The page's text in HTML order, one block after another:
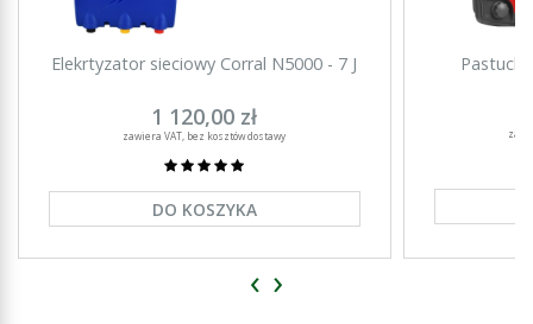
Elekrtyzator sieciowy Corral N5000 - 7 J
1 120,00 zł
zawiera VAT, bez kosztów dostawy
DO KOSZYKA
Pastuch
‹ ›